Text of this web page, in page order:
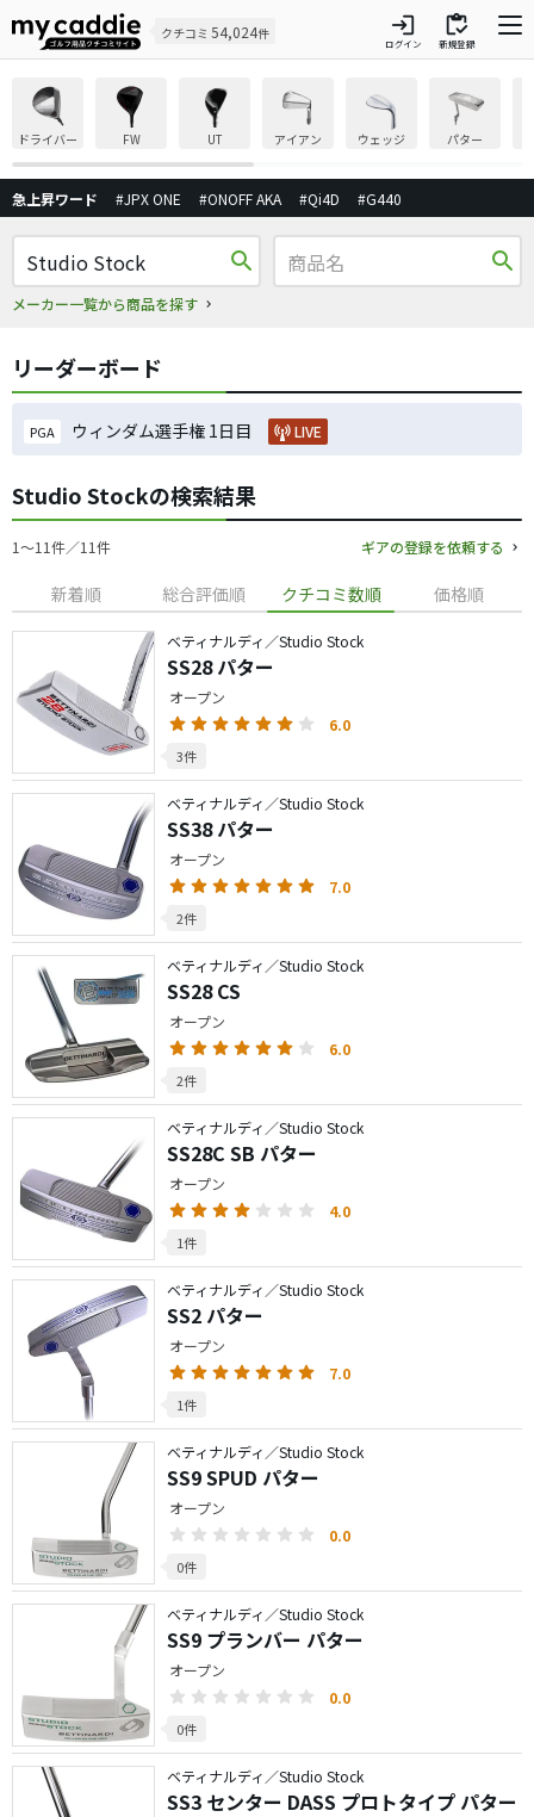
クチコミ 54,024件 login
ログイン
inventory
新規登録
ドライバー FW UT アイアン ウェッジ パター
急上昇ワード #JPX ONE #ONOFF AKA #Qi4D #G440
search
メーカー一覧から商品を探す
search
リーダーボード
PGA ウィンダム選手権 1日目 LIVE
Studio Stockの検索結果
1〜11件／11件 ギアの登録を依頼する
新着順 総合評価順 クチコミ数順 価格順
ベティナルディ／Studio Stock
SS28 パター
オープン
6.0
3件
ベティナルディ／Studio Stock
SS38 パター
オープン
7.0
2件
ベティナルディ／Studio Stock
SS28 CS
オープン
6.0
2件
ベティナルディ／Studio Stock
SS28C SB パター
オープン
4.0
1件
ベティナルディ／Studio Stock
SS2 パター
オープン
7.0
1件
ベティナルディ／Studio Stock
SS9 SPUD パター
オープン
0.0
0件
ベティナルディ／Studio Stock
SS9 プランバー パター
オープン
0.0
0件
ベティナルディ／Studio Stock
SS3 センター DASS プロトタイプ パター